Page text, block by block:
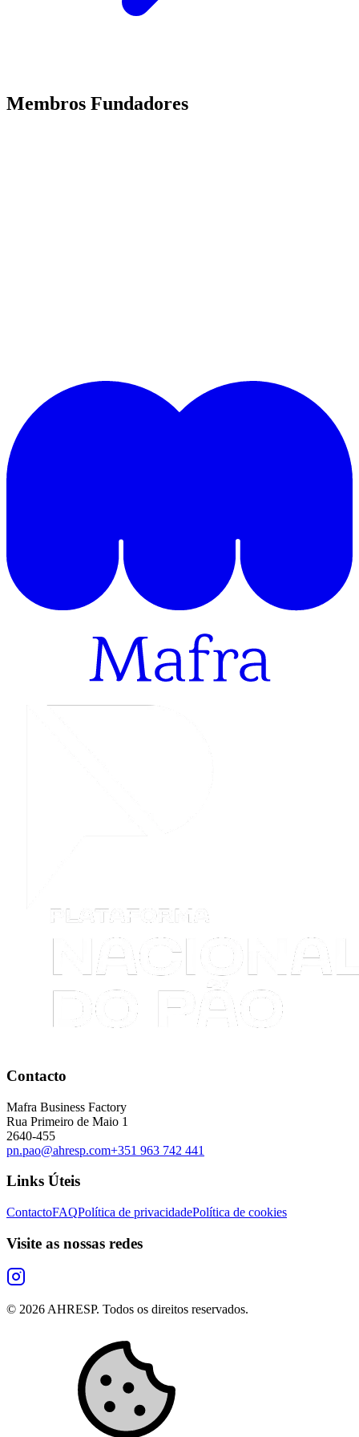
Membros Fundadores
Contacto
Mafra Business Factory
Rua Primeiro de Maio 1
2640-455
pn.pao@ahresp.com+351 963 742 441
Links Úteis
ContactoFAQPolítica de privacidadePolítica de cookies
Visite as nossas redes
© 2026AHRESP. Todos os direitos reservados.